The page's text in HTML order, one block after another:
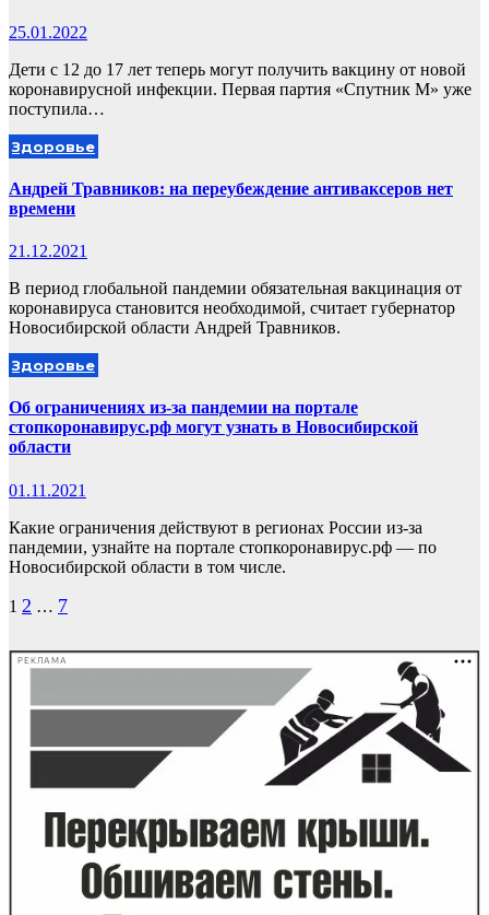
25.01.2022
Дети с 12 до 17 лет теперь могут получить вакцину от новой
коронавирусной инфекции. Первая партия «Спутник М» уже
поступила…
Здоровье
Андрей Травников: на переубеждение антиваксеров нет
времени
21.12.2021
В период глобальной пандемии обязательная вакцинация от
коронавируса становится необходимой, считает губернатор
Новосибирской области Андрей Травников.
Здоровье
Об ограничениях из-за пандемии на портале
стопкоронавирус.рф могут узнать в Новосибирской
области
01.11.2021
Какие ограничения действуют в регионах России из-за
пандемии, узнайте на портале стопкоронавирус.рф — по
Новосибирской области в том числе.
Пагинация
1 2 … 7
РЕКЛАМА